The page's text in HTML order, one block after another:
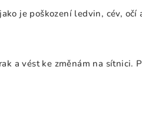
je poškození ledvin, cév, očí
a vést ke změnám na sítnici.